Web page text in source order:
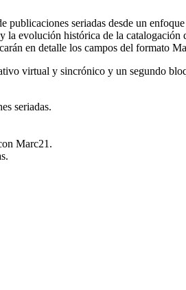
seriadas desde un
evolución histórica de la
en detalle los campos del formato
virtual y sincrónico y un segundo
seriadas.
Marc21.